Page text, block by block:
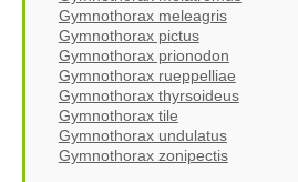
Gymnothorax meleagris
Gymnothorax pictus
Gymnothorax prionodon
Gymnothorax rueppelliae
Gymnothorax thyrsoideus
Gymnothorax tile
Gymnothorax undulatus
Gymnothorax zonipectis